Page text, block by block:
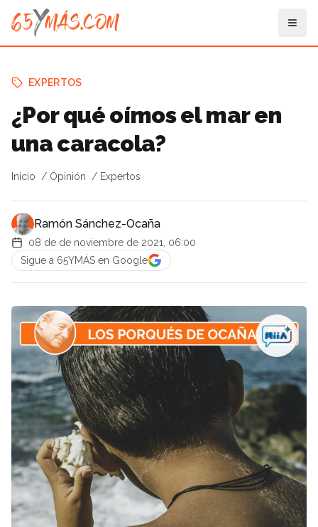
EXPERTOS
¿Por qué oímos el mar en
una caracola?
Inicio Opinión Expertos
Ramón Sánchez-Ocaña
08 de de noviembre de 2021, 06:00
Sigue a 65YMÁS en Google